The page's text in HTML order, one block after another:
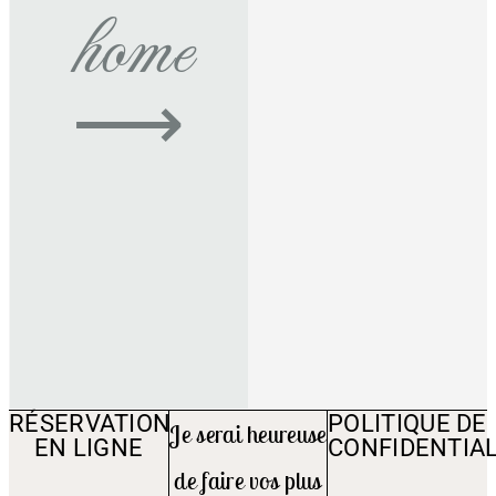
home
⟶
RÉSERVATION
EN LIGNE
Je serai heureuse
de faire vos plus
POLITIQUE DE